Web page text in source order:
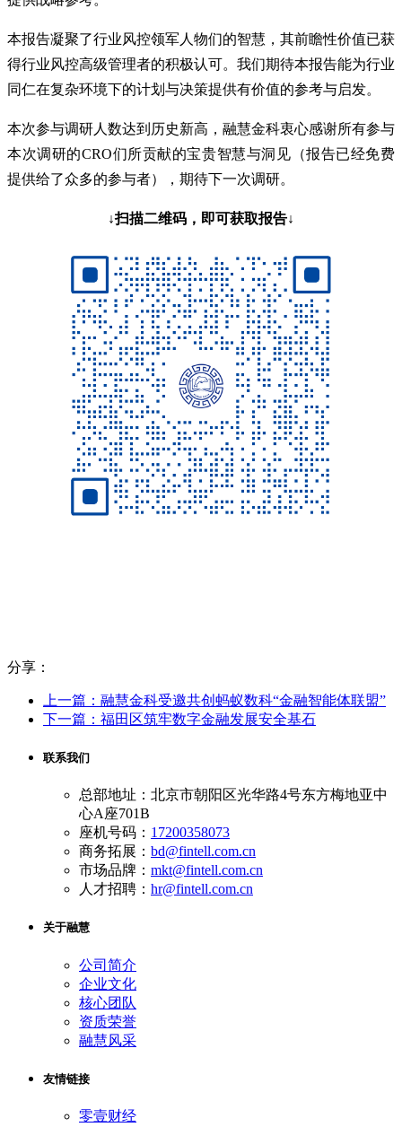
本报告凝聚了行业风控领军人物们的智慧，其前瞻性价值已获
得行业风控高级管理者的积极认可。我们期待本报告能为行业
同仁在复杂环境下的计划与决策提供有价值的参考与启发。
本次参与调研人数达到历史新高，融慧金科衷心感谢所有参与
本次调研的CRO们所贡献的宝贵智慧与洞见（报告已经免费
提供给了众多的参与者），期待下一次调研。
↓扫描二维码，即可获取报告↓
分享：
上一篇：融慧金科受邀共创蚂蚁数科“金融智能体联盟”
下一篇：福田区筑牢数字金融发展安全基石
联系我们
总部地址：北京市朝阳区光华路4号东方梅地亚中
心A座701B
座机号码： 17200358073
商务拓展： bd@fintell.com.cn
市场品牌： mkt@fintell.com.cn
人才招聘： hr@fintell.com.cn
关于融慧
公司简介
企业文化
核心团队
资质荣誉
融慧风采
友情链接
零壹财经